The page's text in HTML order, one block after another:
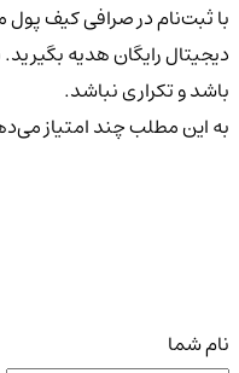
با ثبت‌نام در صرافی کیف پول
باشد و تکراری نباشد.
به این مطلب چند امتیاز
نام شما